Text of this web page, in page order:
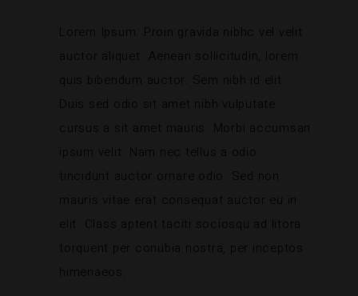
Lorem Ipsum. Proin gravida nibhc vel velit
auctor aliquet. Aenean sollicitudin, lorem
quis bibendum auctor. Sem nibh id elit.
Duis sed odio sit amet nibh vulputate
cursus a sit amet mauris. Morbi accumsan
ipsum velit. Nam nec tellus a odio
tincidunt auctor ornare odio. Sed non
mauris vitae erat consequat auctor eu in
elit. Class aptent taciti sociosqu ad litora
torquent per conubia nostra, per inceptos
himenaeos.